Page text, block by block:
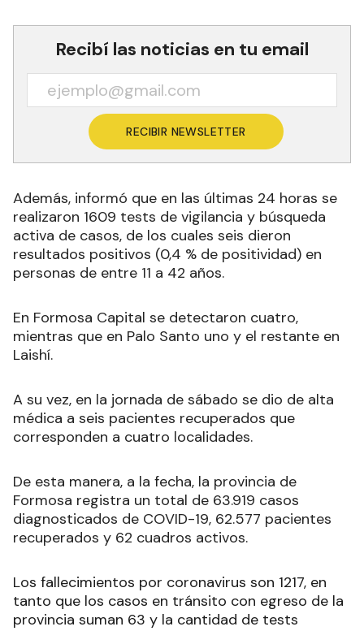
Recibí las noticias en tu email
RECIBIR NEWSLETTER
Además, informó que en las últimas 24 horas se
realizaron 1609 tests de vigilancia y búsqueda
activa de casos, de los cuales seis dieron
resultados positivos (0,4 % de positividad) en
personas de entre 11 a 42 años.
En Formosa Capital se detectaron cuatro,
mientras que en Palo Santo uno y el restante en
Laishí.
A su vez, en la jornada de sábado se dio de alta
médica a seis pacientes recuperados que
corresponden a cuatro localidades.
De esta manera, a la fecha, la provincia de
Formosa registra un total de 63.919 casos
diagnosticados de COVID-19, 62.577 pacientes
recuperados y 62 cuadros activos.
Los fallecimientos por coronavirus son 1217, en
tanto que los casos en tránsito con egreso de la
provincia suman 63 y la cantidad de tests